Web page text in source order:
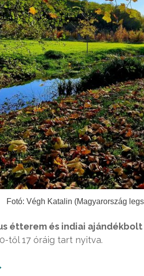
Fotó: Végh Katalin (Magyarország
étterem és indiai ajándékbolt
től 17 óráig tart nyitva.